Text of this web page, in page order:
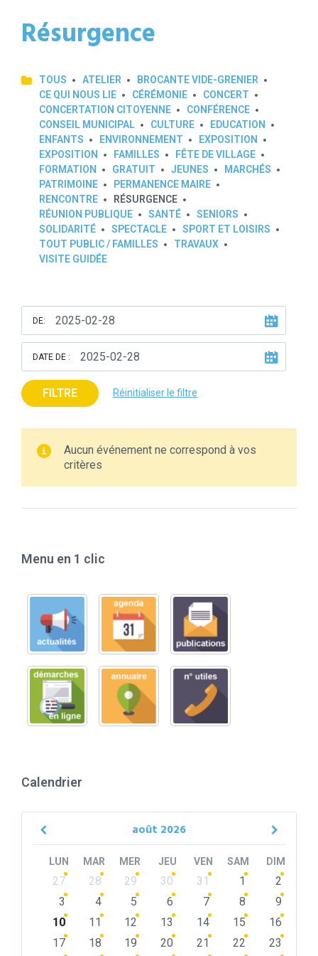
Résurgence
TOUS ATELIER
BROCANTE VIDE-GRENIER
CE QUI NOUS LIE
CÉRÉMONIE
CONCERT
CONCERTATION CITOYENNE
CONFÉRENCE
CONSEIL MUNICIPAL
CULTURE
EDUCATION
ENFANTS
ENVIRONNEMENT
EXPOSITION
EXPOSITION
FAMILLES
FÊTE DE VILLAGE
FORMATION
GRATUIT JEUNES
MARCHÉS
PATRIMOINE
PERMANENCE MAIRE
RENCONTRE
RÉSURGENCE
RÉUNION PUBLIQUE
SANTÉ
SENIORS
SOLIDARITÉ
SPECTACLE
SPORT ET LOISIRS
TOUT PUBLIC / FAMILLES
TRAVAUX
VISITE GUIDÉE
DE:
DATE DE :
FILTRE Réinitialiser le filtre
Aucun événement ne correspond à vos
critères
Menu en 1 clic
Calendrier
août 2026
Previous
LUN MAR MER JEU VEN SAM DIM
Skip
calendar
27 28 29 30 31 1
2
3
4 5 6 7 8
9
10
11 12 13 14 15
16
17
18 19 20 21 22
23